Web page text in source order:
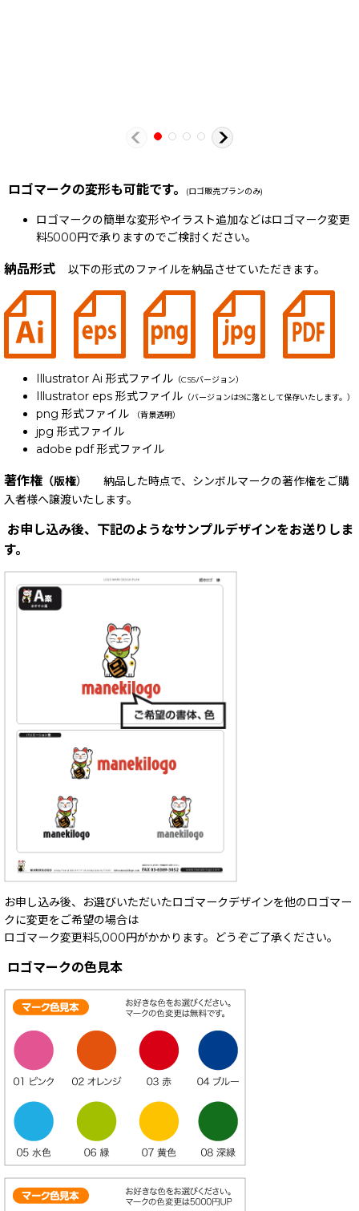
ロゴマークの変形も可能です。 (ロゴ販売プランのみ)
ロゴマークの簡単な変形やイラスト追加などはロゴマーク変更
料5000円で承りますのでご検討ください。
納品形式 以下の形式のファイルを納品させていただきます。
Illustrator Ai 形式ファイル （CS5バージョン）
Illustrator eps 形式ファイル （バージョンは9に落として保存いたします。）
png 形式ファイル （背景透明）
jpg 形式ファイル
adobe pdf 形式ファイル
著作権 （版権） 納品した時点で、シンボルマークの著作権をご購
入者様へ譲渡いたします。
お申し込み後、下記のようなサンプルデザインをお送りしま
す。
お申し込み後、お選びいただいたロゴマークデザインを他のロゴマー
クに変更をご希望の場合は
ロゴマーク変更料5,000円がかかります。どうぞご了承ください。
ロゴマークの色見本